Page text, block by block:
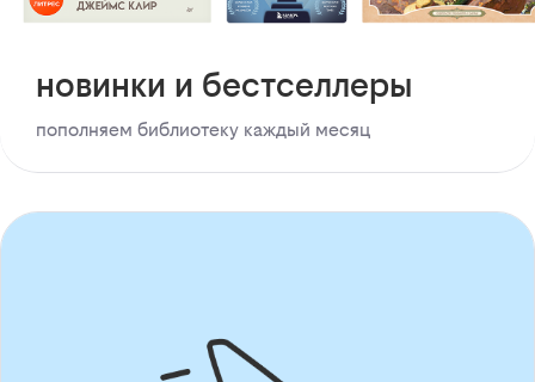
новинки и бестселлеры
пополняем библиотеку каждый месяц